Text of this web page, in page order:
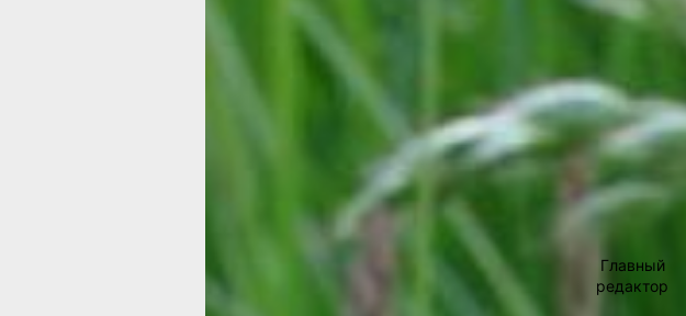
травы и злаки в
ландшафтном
дизайне
Во время садово-огороднического сезона
декоративные растения вносят изюминку в
общую композицию сада, сохраняя свою
красоту вплоть до сильных заморозков. Они
способны создать уют и особую атмосферу на
дачном участке, неприхотливы, без особых
проблем выдерживают пронизывающий ветер
и суровую непогоду.
Травы отлично сочетаются с цветочными
АВТОР
Владимир
Главный
редактор